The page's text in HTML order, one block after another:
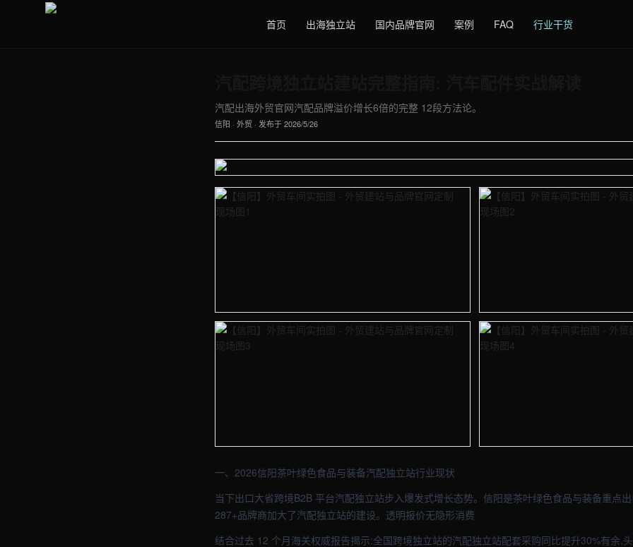
首页 出海独立站 国内品牌官网 案例 FAQ 行业干货
汽配出海外贸官网汽配品牌溢价增长6倍的完整 12段方法论。
信阳 · 外贸 · 发布于2026/5/26
【信阳】外贸车间实拍图 - 外贸建站与品牌官网定制 · 现场图1【信阳】外贸车间实拍图 - 外贸建
一、2026信阳茶叶绿色食品与装备汽配独立站行业现状
当下出口大省跨境B2B 平台汽配独立站步入爆发式增长态势。信阳是茶叶绿色食品与装备重点
287+品牌商加大了汽配独立站的建设。透明报价无隐形消费
结合过去 12 个月海关权威报告揭示:全国跨境独立站的汽配独立站配套采购同比提升30%有余,